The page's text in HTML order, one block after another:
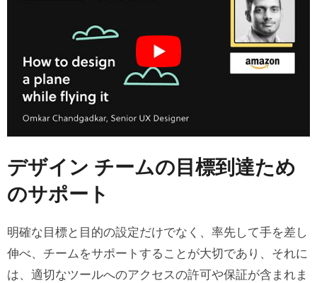
デザイン チームの目標到達ため
のサポート
明確な目標と目的の設定だけでなく、率先して手を差し
伸べ、チームをサポートすることが大切であり、それに
は、適切なツールへのアクセスの許可や保証が含まれま